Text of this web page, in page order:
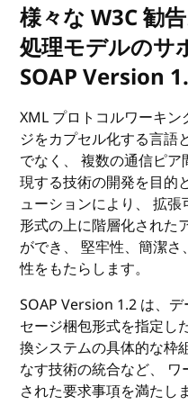
様々な W3C 勧
処理モデルのサ
SOAP Version
XML プロトコルワーキ
ジをカプセル化する言語
でなく、 複数の通信ピ
現する技術の開発を目的
ューションにより、 拡
形式の上に階層化された
ができ、 堅牢性、簡潔
性をもたらします。
SOAP Version 1.2 は、
セージ梱包形式を指定し
換システムの具体的な枠
なす技術の統合など、
された要求事項を満たし